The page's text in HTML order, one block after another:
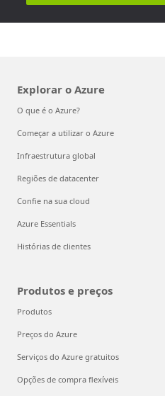
Explorar o Azure
O que é o Azure?
Começar a utilizar o Azure
Infraestrutura global
Regiões de datacenter
Confie na sua cloud
Azure Essentials
Histórias de clientes
Produtos e preços
Produtos
Preços do Azure
Serviços do Azure gratuitos
Opções de compra flexíveis